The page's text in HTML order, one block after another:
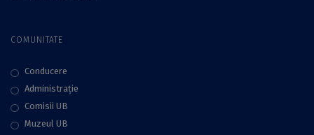
COMUNITATE
Conducere
Administraţie
Comisii UB
Muzeul UB